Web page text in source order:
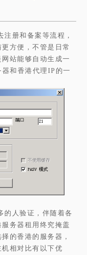
册和备案等流程，
方便，不管是日常
站能够自动生成一
和香港代理IP的一
的人验证，伴随着各
务器租用终究掩盖
的香港的服务器，
相对比有以下优